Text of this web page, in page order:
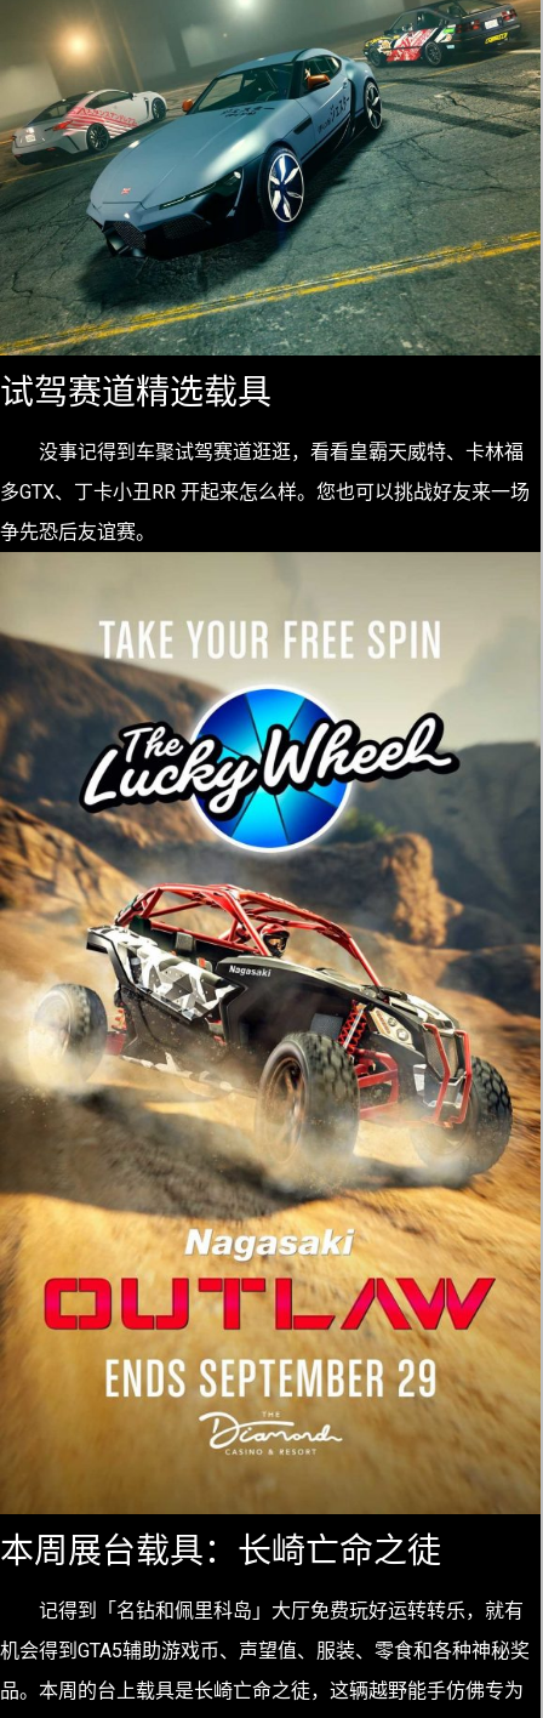
试驾赛道精选载具
没事记得到车聚试驾赛道逛逛，看看皇霸天威特、卡林福
多GTX、丁卡小丑RR 开起来怎么样。您也可以挑战好友来一场
争先恐后友谊赛。
本周展台载具：长崎亡命之徒
记得到「名钻和佩里科岛」大厅免费玩好运转转乐，就有
机会得到GTA5辅助游戏币、声望值、服装、零食和各种神秘奖
品。本周的台上载具是长崎亡命之徒，这辆越野能手仿佛专为